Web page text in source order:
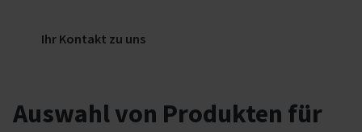
Ihr Kontakt zu uns
Auswahl von Produkten für